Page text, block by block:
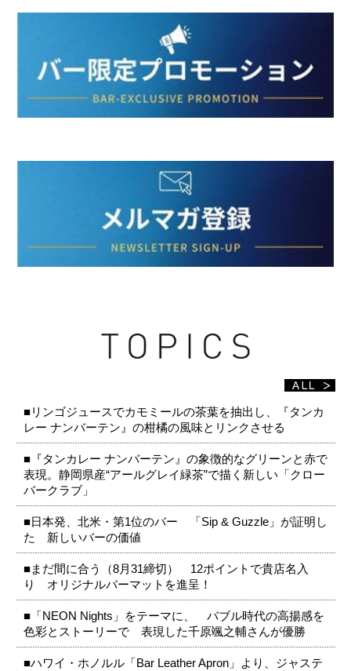
■リンゴジュースでカモミールの茶葉を抽出し、『タンカ
レー ナンバーテン』の柑橘の風味とリンクさせる
■『タンカレー ナンバーテン』の象徴的なグリーンと赤で
表現。静岡県産“アールグレイ緑茶”で描く新しい「クロー
バークラブ」
■日本発、北米・第1位のバー 「Sip & Guzzle」が証明し
た 新しいバーの価値
■まだ間に合う（8月31締切） 12ポイントで貴店名入
り オリジナルバーマットを進呈！
■「NEON Nights」をテーマに、 バブル時代の高揚感を
色彩とストーリーで 表現した千原颯之輔さんが優勝
■ハワイ・ホノルル「Bar Leather Apron」より、ジャステ